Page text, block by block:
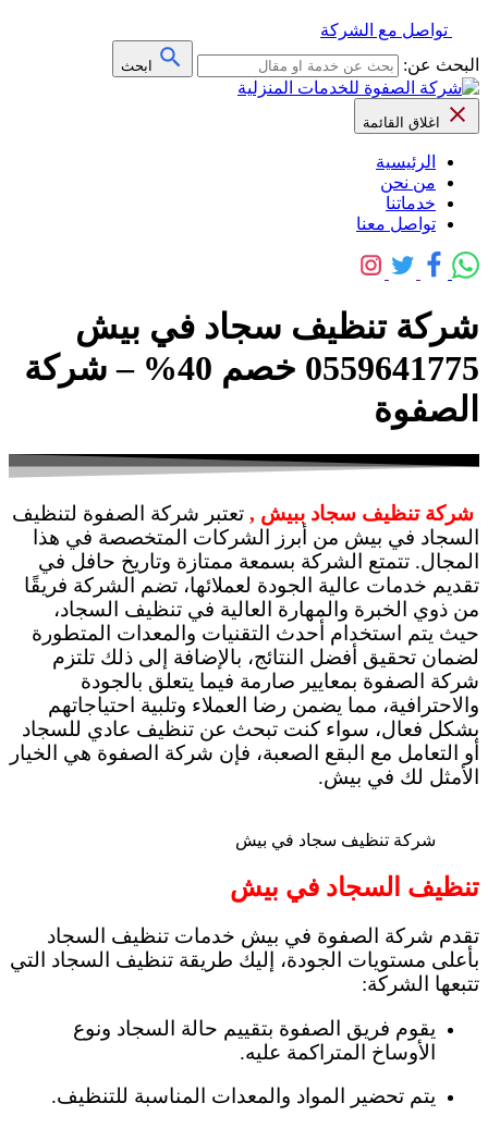
تواصل مع الشركة
البحث عن:
ابحث
اغلاق القائمة
الرئيسية
من نحن
خدماتنا
تواصل معنا
شركة تنظيف سجاد في بيش
0559641775 خصم 40% – شركة
الصفوة
شركة تنظيف سجاد ببيش , تعتبر شركة الصفوة لتنظيف
السجاد في بيش من أبرز الشركات المتخصصة في هذا
المجال. تتمتع الشركة بسمعة ممتازة وتاريخ حافل في
تقديم خدمات عالية الجودة لعملائها، تضم الشركة فريقًا
من ذوي الخبرة والمهارة العالية في تنظيف السجاد،
حيث يتم استخدام أحدث التقنيات والمعدات المتطورة
لضمان تحقيق أفضل النتائج، بالإضافة إلى ذلك تلتزم
شركة الصفوة بمعايير صارمة فيما يتعلق بالجودة
والاحترافية، مما يضمن رضا العملاء وتلبية احتياجاتهم
بشكل فعال، سواء كنت تبحث عن تنظيف عادي للسجاد
أو التعامل مع البقع الصعبة، فإن شركة الصفوة هي الخيار
الأمثل لك في بيش.
شركة تنظيف سجاد في بيش
تنظيف السجاد في بيش
تقدم شركة الصفوة في بيش خدمات تنظيف السجاد
بأعلى مستويات الجودة، إليك طريقة تنظيف السجاد التي
تتبعها الشركة:
يقوم فريق الصفوة بتقييم حالة السجاد ونوع
الأوساخ المتراكمة عليه.
يتم تحضير المواد والمعدات المناسبة للتنظيف.